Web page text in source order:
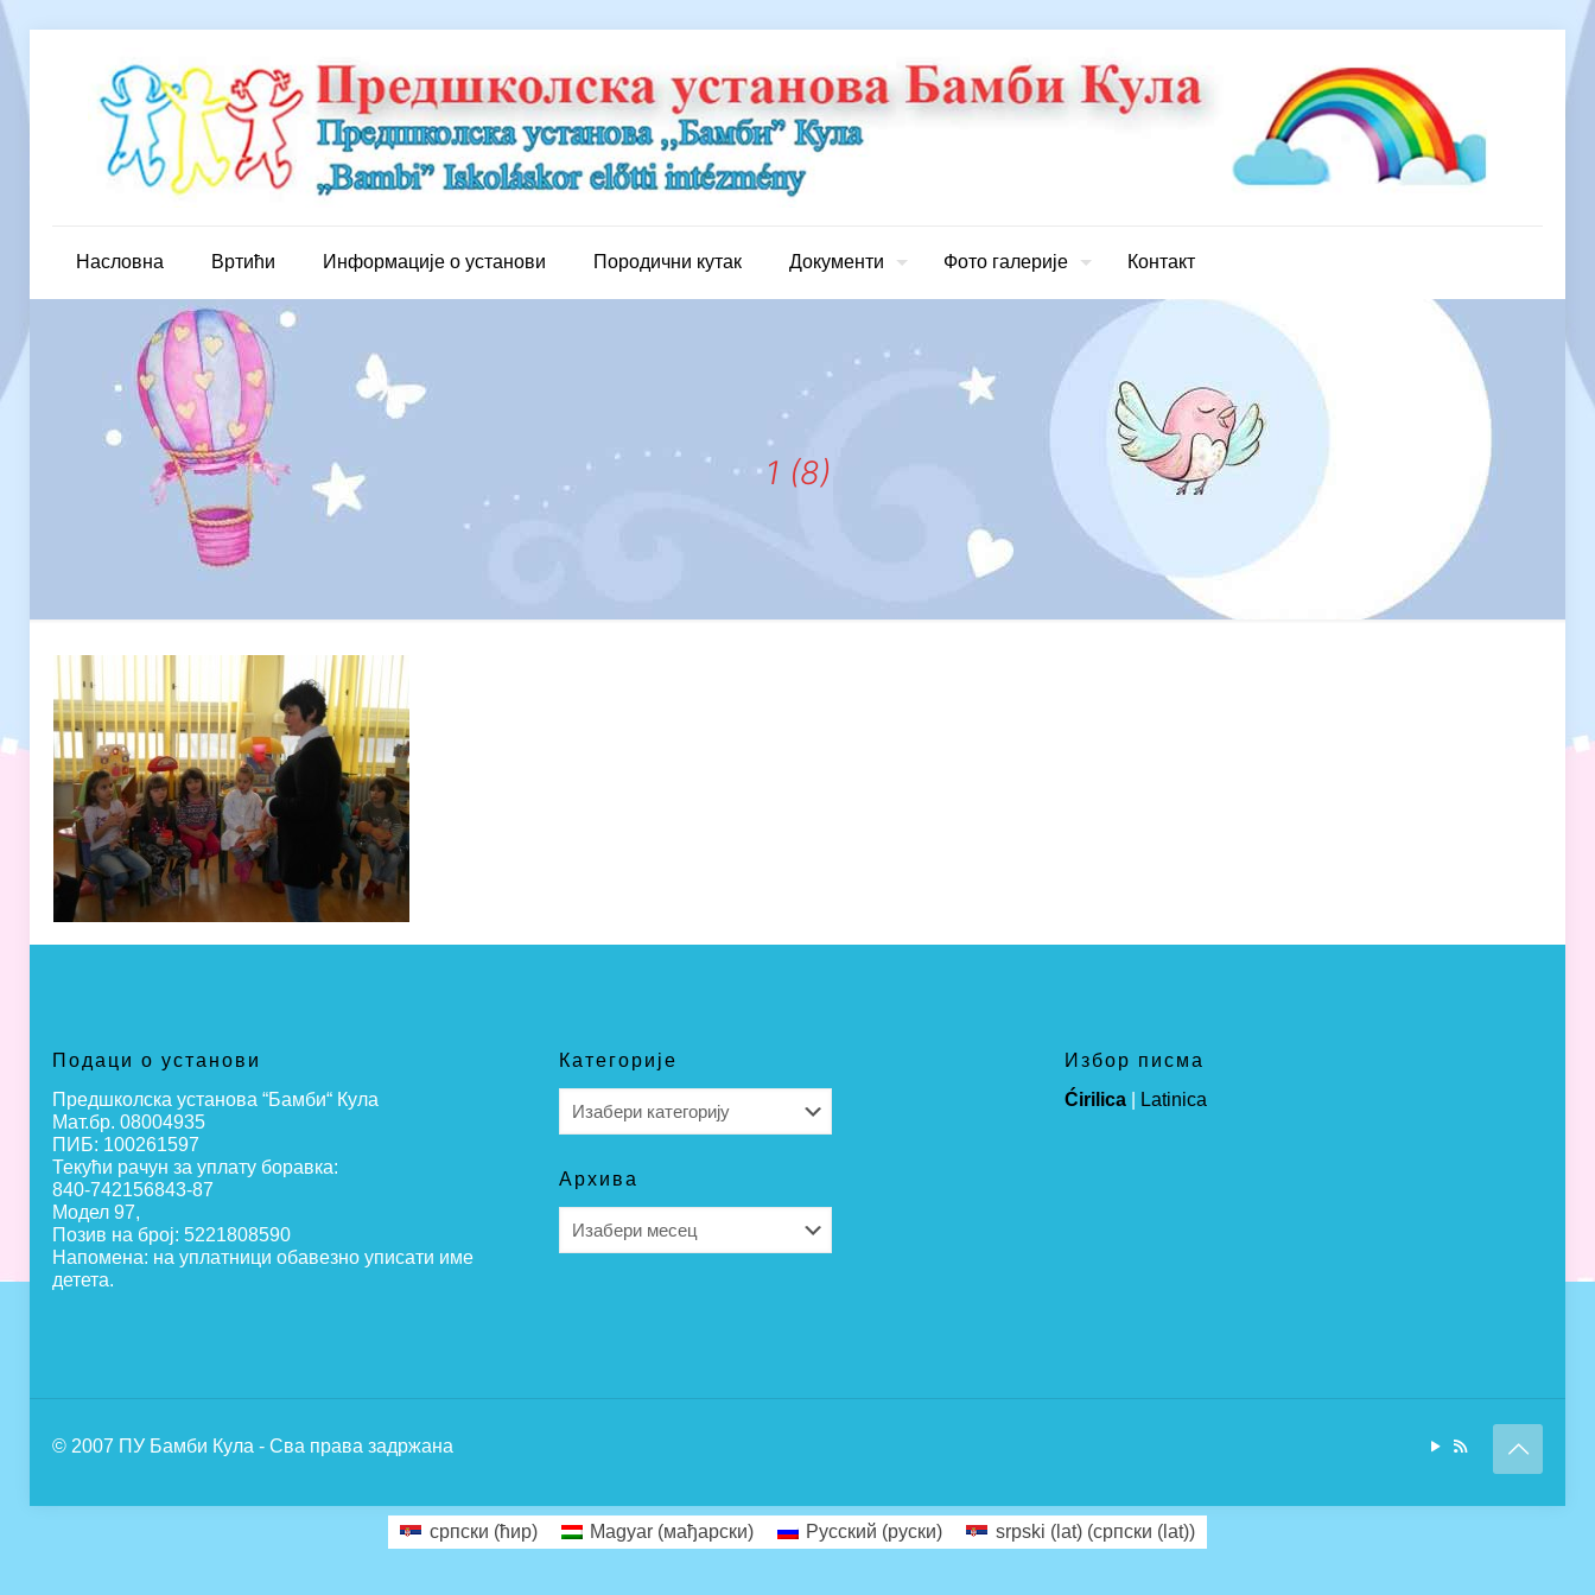
Насловна Вртићи Информације о установи Породични кутак Документи Фото галерије Контакт
1 (8)
Подаци о установи
Предшколска установа “Бамби“ Кула
Мат.бр. 08004935
ПИБ: 100261597
Текући рачун за уплату боравка:
840-742156843-87
Модел 97,
Позив на број: 5221808590
Напомена: на уплатници обавезно уписати име
детета.
Категорије
Архива
Избор писма
Ćirilica
Latinica
© 2007 ПУ Бамби Кула - Сва права задржана
српски (ћир) Magyar (мађарски) Русский (руски) srpski (lat)(српски (lat))